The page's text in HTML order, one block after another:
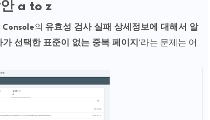
a to z
의 유효성 검사 실패 상세정보에 대해서 알
가 선택한 표준이 없는 중복 페이지 '라는 문제는 어